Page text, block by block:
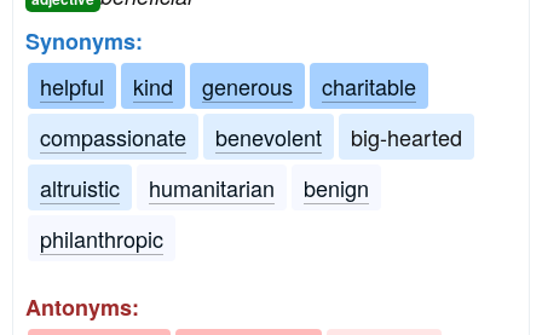
Synonyms:
helpful
kind generous
charitable
compassionate
benevolent
big-hearted
altruistic
humanitarian
benign
philanthropic
Antonyms: